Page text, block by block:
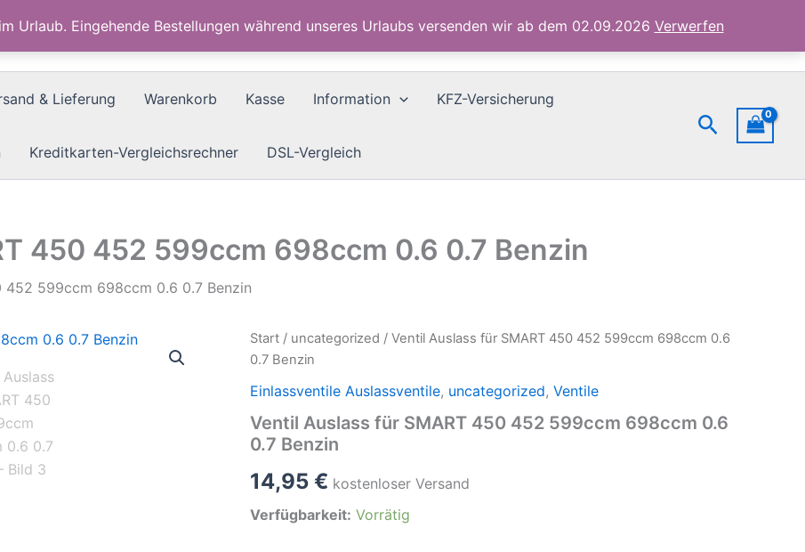
Urlaub. Eingehende Bestellungen während unseres Urlaubs versenden wir ab dem 02.09.2026 Verwerfen
& Lieferung Warenkorb Kasse Information KFZ-Versicherung
Kreditkarten-Vergleichsrechner DSL-Vergleich
Suchen
450 452 599ccm 698ccm 0.6 0.7 Benzin
452 599ccm 698ccm 0.6 0.7 Benzin
Start / uncategorized / Ventil Auslass für SMART 450 452 599ccm 698ccm 0.6
0.7 Benzin
Einlassventile Auslassventile, uncategorized, Ventile
Ventil Auslass für SMART 450 452 599ccm 698ccm 0.6
0.7 Benzin
14,95 € kostenloser Versand
Verfügbarkeit: Vorrätig
599ccm
Benzin